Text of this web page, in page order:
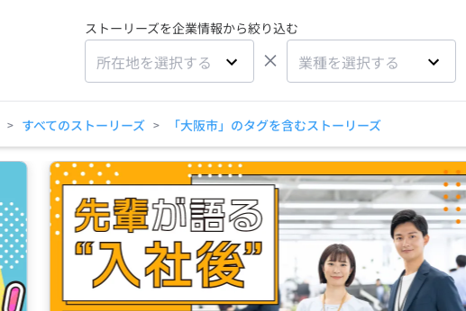
ストーリーズを企業情報から絞り込む
所在地を選択する × 業種を選択する
> すべてのストーリーズ > 「大阪市」のタグを含むストーリーズ